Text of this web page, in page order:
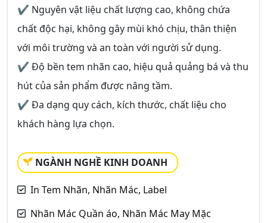
✔ Nguyên vật liệu chất lượng cao, không chứa
chất độc hại, không gây mùi khó chịu, thân thiện
với môi trường và an toàn với người sử dụng.
✔ Độ bền tem nhãn cao, hiệu quả quảng bá và thu
hút của sản phẩm được nâng tầm.
✔ Đa dạng quy cách, kích thước, chất liệu cho
khách hàng lựa chọn.
NGÀNH NGHỀ KINH DOANH
In Tem Nhãn, Nhãn Mác, Label
Nhãn Mác Quần áo, Nhãn Mác May Mặc